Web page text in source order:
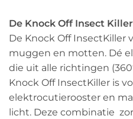
De Knock Off Insect Killer
De Knock Off InsectKiller
muggen en motten. Dé
die uit alle richtingen
Knock Off InsectKiller is
elektrocutierooster en
licht. Deze combinatie